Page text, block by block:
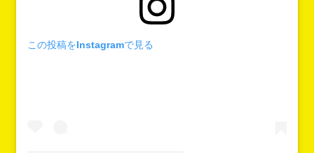
この投稿をInstagramで見る